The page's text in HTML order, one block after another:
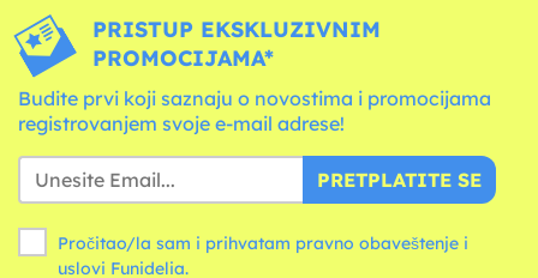
PRISTUP EKSKLUZIVNIM
PROMOCIJAMA*
Budite prvi koji saznaju o novostima i promocijama
registrovanjem svoje e-mail adrese!
PRETPLATITE SE
Pročitao/la sam i prihvatam pravno obaveštenje i
uslovi Funidelia.